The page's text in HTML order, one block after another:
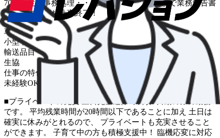
70件程度・事務処理・・配送は基本的に夕方まで業務報告書
を作成すればお仕事終了！
車種
小型トラック
輸送品目
生協
仕事の特色
未経験OK
■プライベートの充実 土日完全週休2日制、日勤のみの勤務
です。 平均残業時間が20時間以下であることに加え 土日は
確実に休みがとれるので、 プライベートも充実させること
ができます。 子育て中の方も積極支援中！ 臨機応変に対応